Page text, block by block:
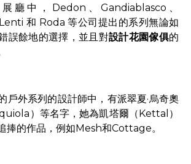
廳中，Dedon、Gandiablasco、
和 Roda 等公司提出的系列無論如
誤餘地的選擇，並且對設計花園傢俱的
戶外系列的設計師中，有派翠夏·烏奇奧
）等名字，她為凱塔爾（Kettal）
捧的作品，例如Mesh和Cottage。